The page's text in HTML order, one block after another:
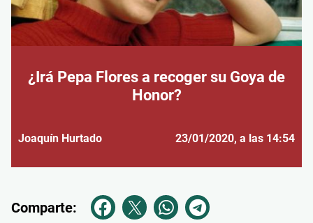
¿Irá Pepa Flores a recoger su Goya de
Honor?
Joaquín Hurtado 23/01/2020, a las 14:54
Comparte: